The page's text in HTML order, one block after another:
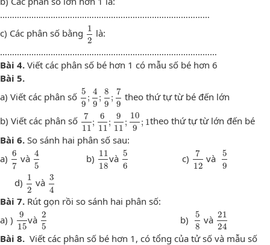
……………………………………………………………………………
c) Các phân số bằng 1
2
12 là:
………………………………………………………………………………
Bài 4. Viết các phân số bé hơn 1 có mẫu số bé hơn 6
Bài 5.
a) Viết các phân số 5
9
;
4
9
;
8
9
;
7
9
59 4 ;8 ;7 9
theo thứ tự từ bé đến lớn
b) Viết các phân số
7
11
;
6
11
;
9
11
;
10
9
; 1
711 6 ;9 11;10 9;
theo thứ tự từ lớn đến bé
Bài 6. So sánh hai phân số sau:
a) 6
7
67 và 4
5
45 b) 11
18
1118
và 5
6
56 c)
7
12
712 và
5
9
59
d) 1
2
12 và 3
4
34
Bài 7. Rút gọn rồi so sánh hai phân số:
a) )
9
15
915và 2
5
25 b)
5
8
58 và 21
24
21
Bài 8. Viết các phân số bé hơn 1, có tổng của tử số và mẫu số